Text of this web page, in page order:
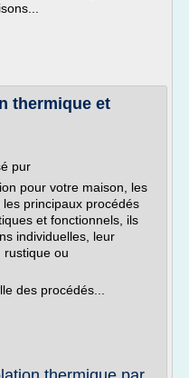
thermique et
pur
pour votre maison, les
principaux procédés
et fonctionnels, ils
individuelles, leur
rustique ou
des procédés...